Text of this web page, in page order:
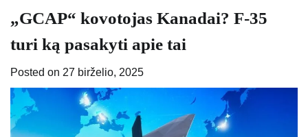
„GCAP“ kovotojas Kanadai? F-35
turi ką pasakyti apie tai
Posted on 27 birželio, 2025